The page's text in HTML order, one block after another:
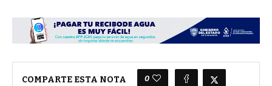
COMPARTE ESTA NOTA 0